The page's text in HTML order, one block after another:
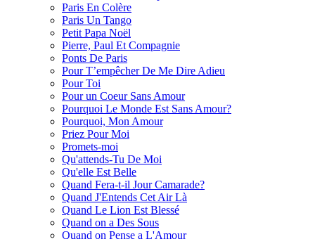
Paris En Colère
Paris Un Tango
Petit Papa Noël
Pierre, Paul Et Compagnie
Ponts De Paris
Pour T’empêcher De Me Dire Adieu
Pour Toi
Pour un Coeur Sans Amour
Pourquoi Le Monde Est Sans Amour?
Pourquoi, Mon Amour
Priez Pour Moi
Promets-moi
Qu'attends-Tu De Moi
Qu'elle Est Belle
Quand Fera-t-il Jour Camarade?
Quand J'Entends Cet Air Là
Quand Le Lion Est Blessé
Quand on a Des Sous
Quand on Pense a L'Amour